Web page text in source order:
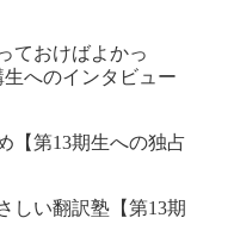
ておけばよかっ
へのインタビュー
【第13期生への独占
しい翻訳塾【第13期